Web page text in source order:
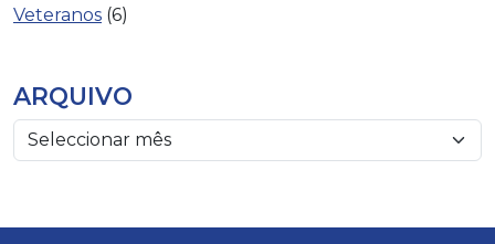
Veteranos (6)
ARQUIVO